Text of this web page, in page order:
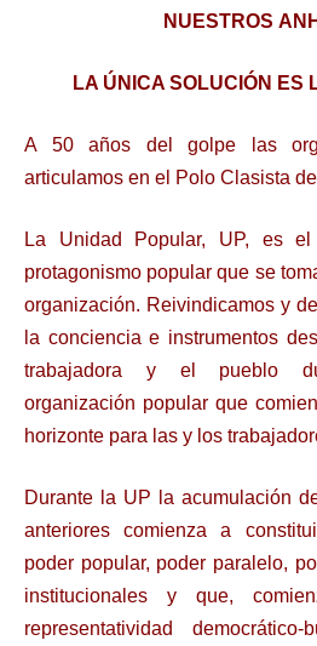
NUESTROS
LA ÚNICA SOLUCIÓN ES
A 50 años del golpe las
articulamos en el Polo Clasista
La Unidad Popular, UP, es
protagonismo popular que se
organización. Reivindicamos y
la conciencia e instrumentos
trabajadora y el pueblo
organización popular que
horizonte para las y los
Durante la UP la acumulación
anteriores comienza a
poder popular, poder paralelo,
institucionales y que,
representatividad